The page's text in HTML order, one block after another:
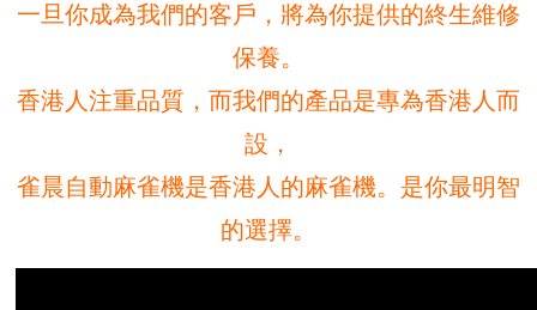
一旦你成為我們的客戶，將為你提供的終生維修
保養。
香港人注重品質，而我們的產品是專為香港人而
設，
雀晨自動麻雀機是香港人的麻雀機。是你最明智
的選擇。